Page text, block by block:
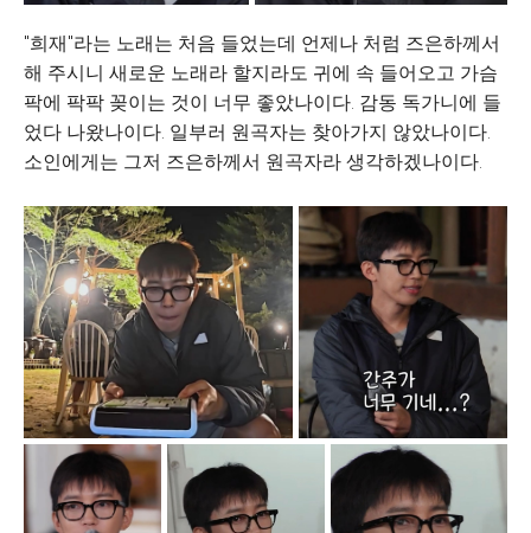
"희재"라는 노래는 처음 들었는데 언제나 처럼 즈은하께서
해 주시니 새로운 노래라 할지라도 귀에 속 들어오고 가슴
팍에 팍팍 꽂이는 것이 너무 좋았나이다. 감동 독가니에 들
었다 나왔나이다. 일부러 원곡자는 찾아가지 않았나이다.
소인에게는 그저 즈은하께서 원곡자라 생각하겠나이다.